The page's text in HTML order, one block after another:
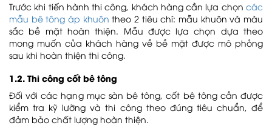
Trước khi tiến hành thi công, khách hàng cần lựa chọn các
mẫu bê tông áp khuôn theo 2 tiêu chí: mẫu khuôn và màu
sắc bề mặt hoàn thiện. Mẫu được lựa chọn dựa theo
mong muốn của khách hàng về bề mặt được mô phỏng
sau khi hoàn thiện thi công.
1.2. Thi công cốt bê tông
Đối với các hạng mục sàn bê tông, cốt bê tông cần được
kiểm tra kỹ lưỡng và thi công theo đúng tiêu chuẩn, để
đảm bảo chất lượng hoàn thiện.